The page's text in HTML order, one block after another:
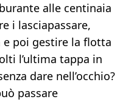
alle centinaia
i lasciapassare,
poi gestire la flotta
l’ultima tappa in
dare nell’occhio?
passare